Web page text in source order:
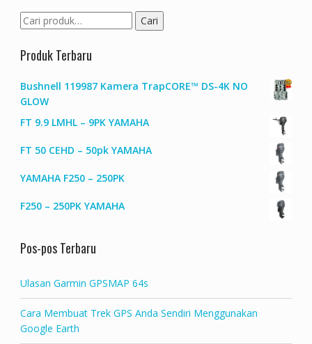
Pencarian
untuk:
Cari
Produk Terbaru
Bushnell 119987 Kamera TrapCORE™ DS-4K NO
GLOW
FT 9.9 LMHL – 9PK YAMAHA
FT 50 CEHD – 50pk YAMAHA
YAMAHA F250 – 250PK
F250 – 250PK YAMAHA
Pos-pos Terbaru
Ulasan Garmin GPSMAP 64s
Cara Membuat Trek GPS Anda Sendiri Menggunakan
Google Earth